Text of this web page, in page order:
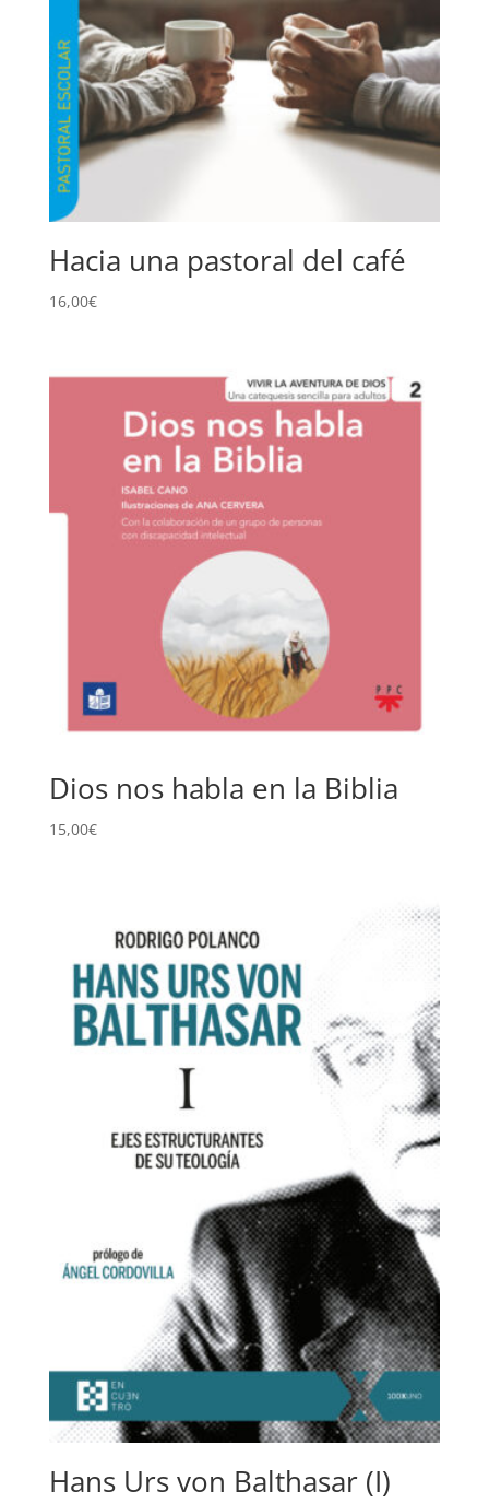
Hacia una pastoral del café
16,00€
Dios nos habla en la Biblia
15,00€
Hans Urs von Balthasar (I)